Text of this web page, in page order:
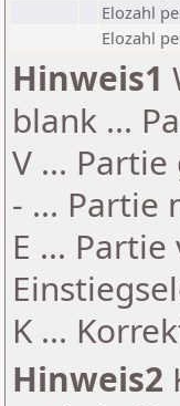
Elozahl
Elozahl
Hinweis1
blank ...
V ...
- ... Partie
E ...
K ...
Hinweis2